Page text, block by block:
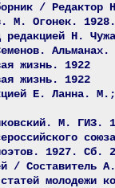
/
М. Огонек.
Н.
жизнь. 1922
жизнь. 1922
Е. Ланна.
М. ГИЗ.
1927. Сб. 2
/
молодежи